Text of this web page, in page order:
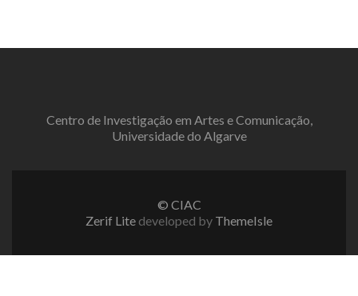
Centro de Investigação em Artes e Comunicação,
Universidade do Algarve
© CIAC
Zerif Lite developed by ThemeIsle